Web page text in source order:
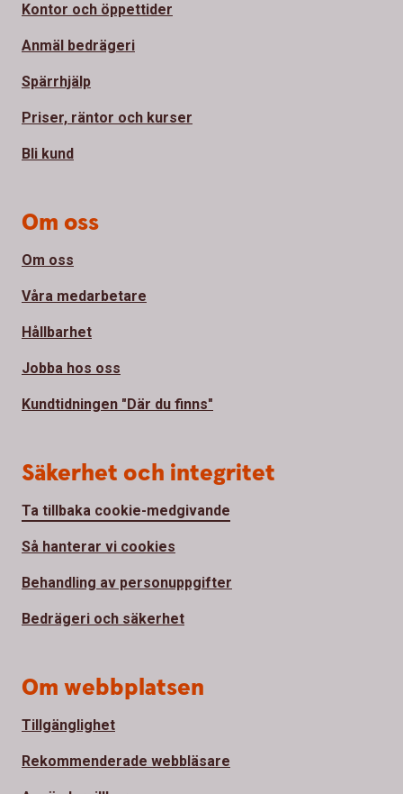
Kontor och öppettider
Anmäl bedrägeri
Spärrhjälp
Priser, räntor och kurser
Bli kund
Om oss
Om oss
Våra medarbetare
Hållbarhet
Jobba hos oss
Kundtidningen "Där du finns"
Säkerhet och integritet
Ta tillbaka cookie-medgivande
Så hanterar vi cookies
Behandling av personuppgifter
Bedrägeri och säkerhet
Om webbplatsen
Tillgänglighet
Rekommenderade webbläsare